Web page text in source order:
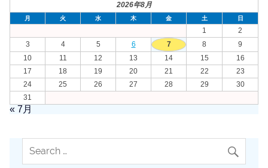
2026年8月
月 火 水 木 金 土 日
1
2
3
4 5 6 7 8
9
10
11 12 13 14 15
16
17
18 19 20 21 22
23
24
25 26 27 28 29
30
31
« 7月